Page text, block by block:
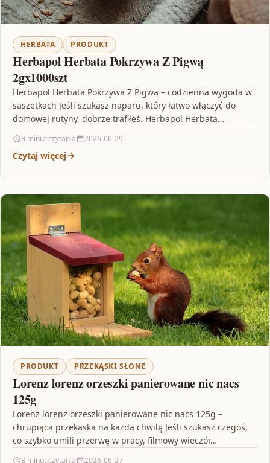
HERBATA PRODUKT
Herbapol Herbata Pokrzywa Z Pigwą
2gx1000szt
Herbapol Herbata Pokrzywa Z Pigwą – codzienna wygoda w
saszetkach Jeśli szukasz naparu, który łatwo włączyć do
domowej rutyny, dobrze trafiłeś. Herbapol Herbata
3 minut czytania 2026-06-29
Czytaj więcej
PRODUKT PRZEKĄSKI SŁONE
Lorenz lorenz orzeszki panierowane nic nacs
125g
Lorenz lorenz orzeszki panierowane nic nacs 125g –
chrupiąca przekąska na każdą chwilę Jeśli szukasz czegoś,
co szybko umili przerwę w pracy, filmowy wieczór…
3 minut czytania 2026-06-27